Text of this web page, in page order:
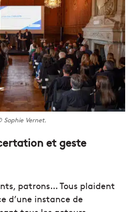
Sophie Vernet.
et geste
patrons… Tous plaident
d’une instance de